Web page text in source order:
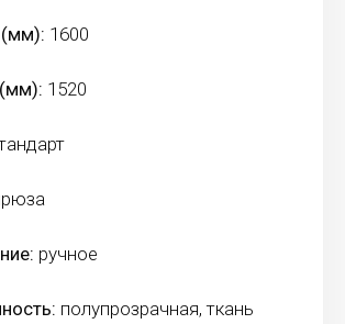
1600
1520
ручное
полупрозрачная, ткань